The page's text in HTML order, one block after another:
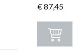
€87,45